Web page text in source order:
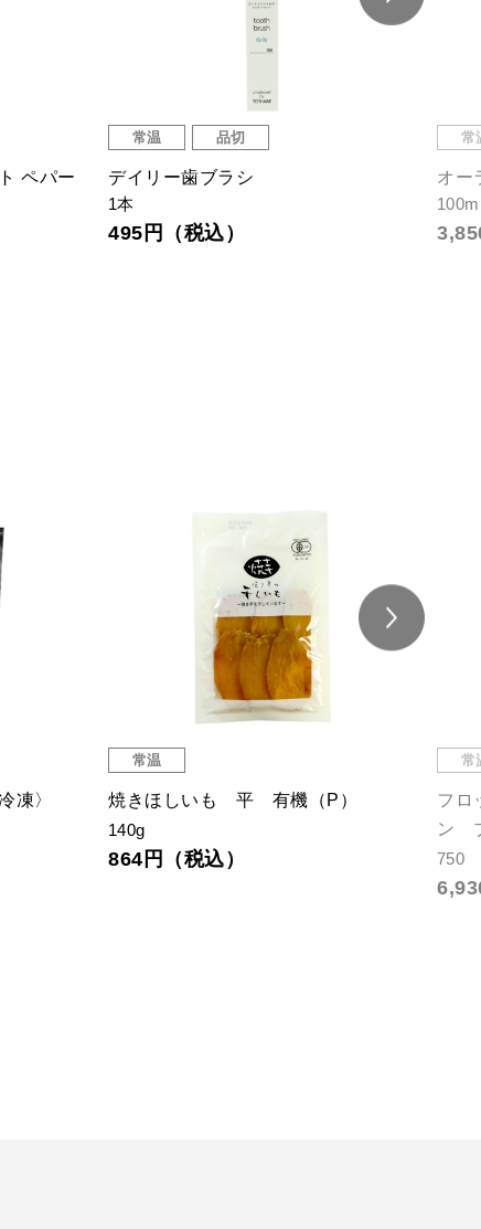
ペパー
常温 品切
デイリー歯ブラシ
1本
495円（税込）
常
オー
凍〉
常温
焼きほしいも 平 有機（P）
140g
864円（税込）
常
フロ
ン
750